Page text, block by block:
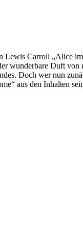
Lewis Carroll „Alice
wunderbare Duft
Doch wer nun
aus den Inhalten